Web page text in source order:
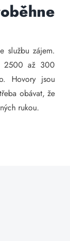
službu zájem.
2500 až 300
Hovory jsou
obávat, že
rukou.